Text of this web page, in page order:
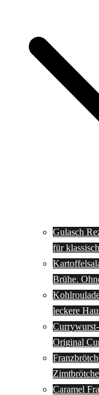
Gulasch
für
Brühe.
leckere
Original
Caramel